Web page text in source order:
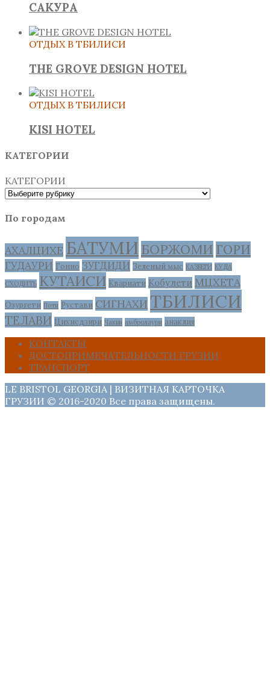
САКУРА
ОТДЫХ В ТБИЛИСИ
THE GROVE DESIGN HOTEL
ОТДЫХ В ТБИЛИСИ
KISI HOTEL
КАТЕГОРИИ
КАТЕГОРИИ
По городам
АХАЛЦИХЕ БАТУМИ БОРЖОМИ ГОРИ
ГУДАУРИ Гонио ЗУГДИДИ Зеленый мыс КАЗБЕГИ КУДА
СХОДИТЬ КУТАИСИ Квариати Кобулети МЦХЕТА
Озургети Поти Рустави СИГНАХИ ТБИЛИСИ
ТЕЛАВИ Цихисдзири Чакви амбролаури анаклия
КОНТАКТЫ
ДОСТОПРИМЕЧАТЕЛЬНОСТИ ГРУЗИИ
ТРАНСПОРТ
LE BRISTOL GEORGIA | ВИЗИТНАЯ КАРТОЧКА
ГРУЗИИ © 2016-2020 Все права защищены.